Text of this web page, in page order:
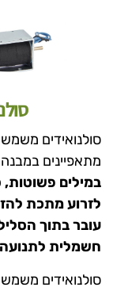
סולנואידים
מתאפיינים
במילים פשוטות,
לזרוע מתכת
עובר בתוך
חשמלית לתנועה
סולנואידים